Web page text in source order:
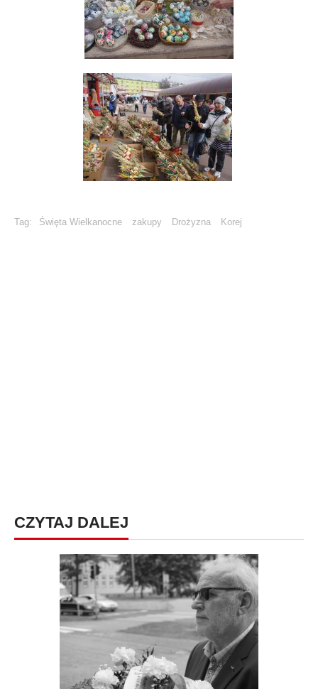
Tag: Święta Wielkanocne zakupy Drożyzna Korej
CZYTAJ DALEJ